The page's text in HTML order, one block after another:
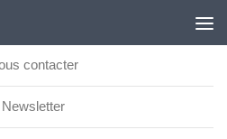
contacter
Newsletter